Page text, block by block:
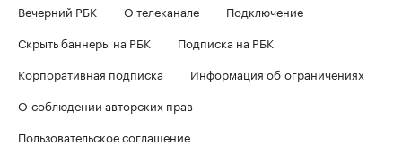
Вечерний РБК
О телеканале
Подключение
Скрыть баннеры на РБК
Подписка на РБК
Корпоративная подписка
Информация об ограничениях
О соблюдении авторских прав
Пользовательское соглашение